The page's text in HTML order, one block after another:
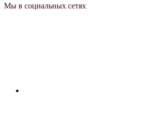
Мы в социальных сетях